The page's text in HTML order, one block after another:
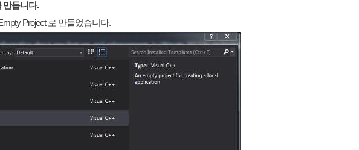
만듭니다.
Project 로 만들었습니다.